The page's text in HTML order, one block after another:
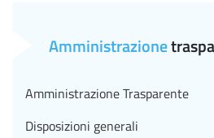
Amministrazione
Amministrazione Trasparente
Disposizioni generali